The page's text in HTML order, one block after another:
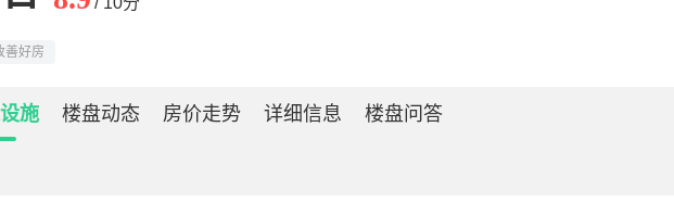
善好房
施 楼盘动态 房价走势 详细信息 楼盘问答